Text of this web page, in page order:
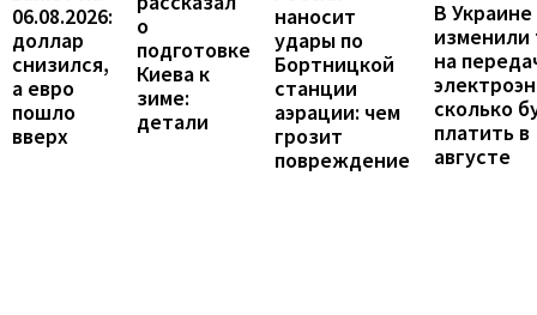
06.08.2026:
доллар
снизился,
а евро
пошло
вверх
о
подготовке
Киева к
зиме:
детали
наносит
удары по
Бортницкой
станции
аэрации: чем
грозит
повреждение
В Украине
на
сколько
платить в
августе